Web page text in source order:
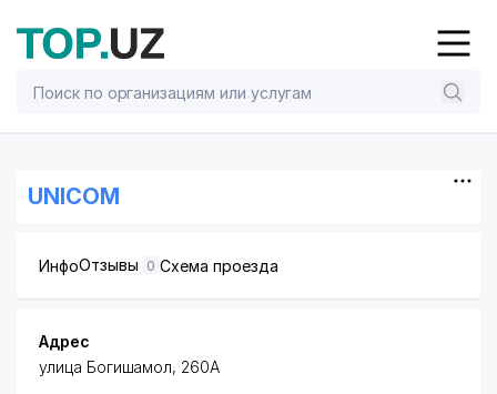
UNICOM
ИнфоОтзывы 0 Схема проезда
Адрес
улица Богишамол, 260А